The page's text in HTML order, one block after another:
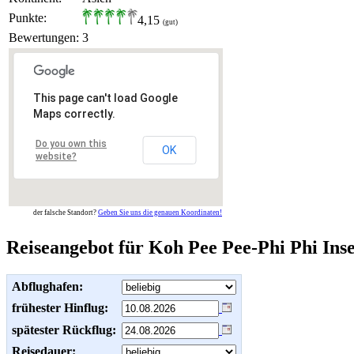
Punkte:
4,15 (gut)
Bewertungen: 3
This page can't load Google
Maps correctly.
Do you own this
website?
OK
der falsche Standort? Geben Sie uns die genauen Koordinaten!
Reiseangebot für Koh Pee Pee-Phi Phi
Abflughafen:
frühester Hinflug:
spätester Rückflug: